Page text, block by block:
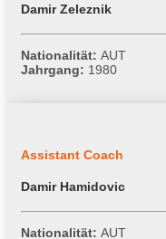
Damir Zeleznik
Nationalität: AUT
Jahrgang: 1980
Assistant Coach
Damir Hamidovic
Nationalität: AUT